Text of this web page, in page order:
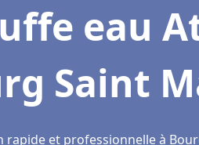
eau
Saint
et professionnelle à